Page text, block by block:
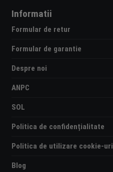
Informatii
Formular de retur
Formular de garantie
Despre noi
ANPC
SOL
Politica de confidențialitate
Politica de utilizare cookie-uri
Blog